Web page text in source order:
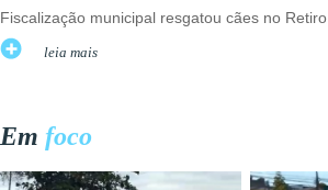
Fiscalização municipal resgatou cães no Retiro
leia mais
Em foco